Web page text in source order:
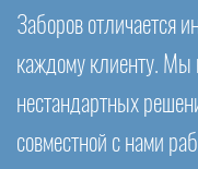
Заборов отличается
каждому клиенту. Мы
нестандартных
совместной с нами